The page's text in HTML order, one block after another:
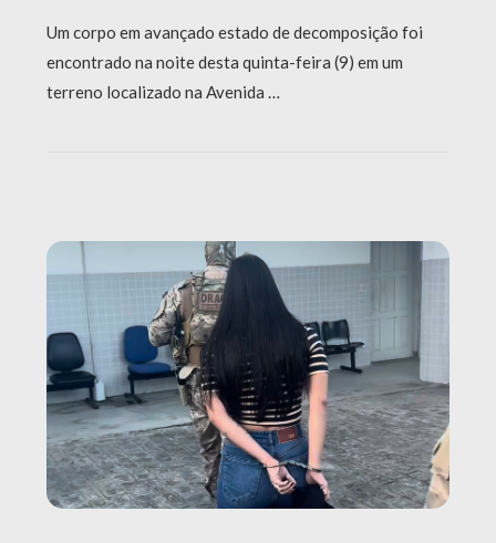
Um corpo em avançado estado de decomposição foi
encontrado na noite desta quinta-feira (9) em um
terreno localizado na Avenida …